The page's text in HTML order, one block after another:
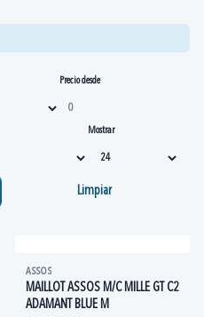
Precio desde
Mostrar
Limpiar
ASSOS
MAILLOT ASSOS M/C MILLE GT C2
ADAMANT BLUE M